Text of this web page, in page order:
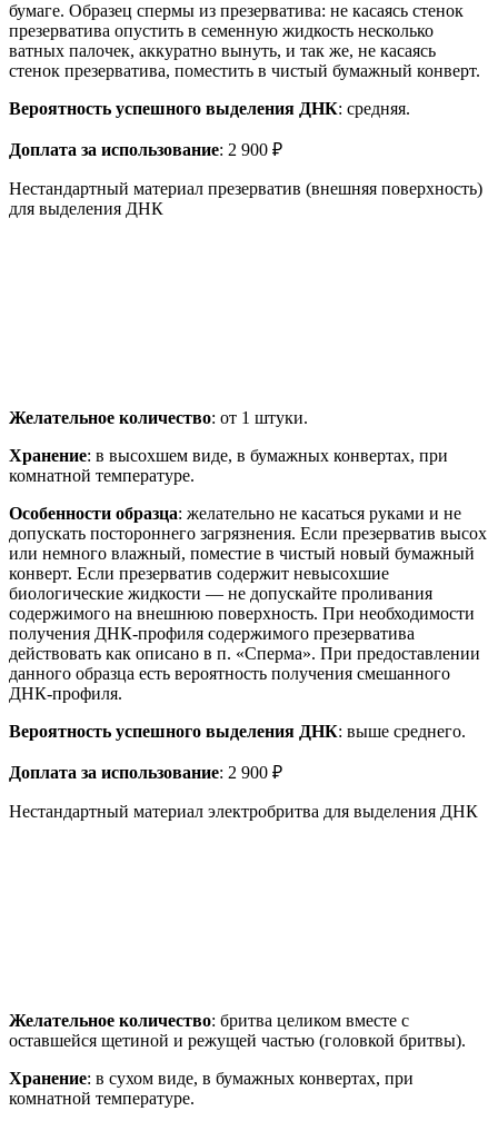
бумаге. Образец спермы из презерватива: не касаясь стенок
презерватива опустить в семенную жидкость несколько
ватных палочек, аккуратно вынуть, и так же, не касаясь
стенок презерватива, поместить в чистый бумажный конверт.
Вероятность успешного выделения ДНК: средняя.
Доплата за использование: 2 900 ₽
Нестандартный материал презерватив (внешняя поверхность)
для выделения ДНК
Желательное количество: от 1 штуки.
Хранение: в высохшем виде, в бумажных конвертах, при
комнатной температуре.
Особенности образца: желательно не касаться руками и не
допускать постороннего загрязнения. Если презерватив высох
или немного влажный, поместие в чистый новый бумажный
конверт. Если презерватив содержит невысохшие
биологические жидкости — не допускайте проливания
содержимого на внешнюю поверхность. При необходимости
получения ДНК-профиля содержимого презерватива
действовать как описано в п. «Сперма». При предоставлении
данного образца есть вероятность получения смешанного
ДНК-профиля.
Вероятность успешного выделения ДНК: выше среднего.
Доплата за использование: 2 900 ₽
Нестандартный материал электробритва для выделения ДНК
Желательное количество: бритва целиком вместе с
оставшейся щетиной и режущей частью (головкой бритвы).
Хранение: в сухом виде, в бумажных конвертах, при
комнатной температуре.